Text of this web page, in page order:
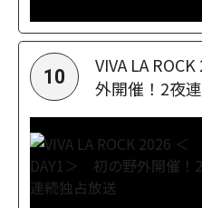
10
VIVA LA
外開催！2夜